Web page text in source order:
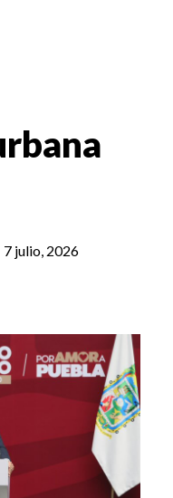
7 julio, 2026